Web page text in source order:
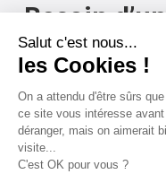
Besoin
Ile-
Par tél :
Siége : 13 rue